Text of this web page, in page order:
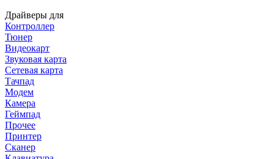
Драйверы для
Контроллер
Тюнер
Видеокарт
Звуковая карта
Сетевая карта
Тачпад
Модем
Камера
Геймпад
Прочее
Принтер
Сканер